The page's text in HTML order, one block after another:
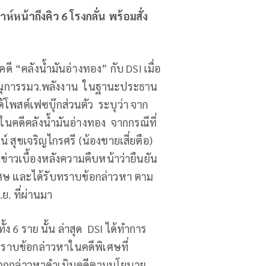
ห์หน้าถึงคิว 6 โรงกลั่น พร้อมสั่ง
“คลังน้ำมันอ่างทอง” กับ DSI เมื่อ
ารรมว.พลังงาน ในฐานะประธาน
พสต์เฟซบุ๊กส่วนตัว ระบุว่า จาก
นคดีคลังน้ำมันอ่างทอง จากกรณีที่
สุขเจริญไกรศรี (น้องชายเสี่ยตือ)
าวเบื้องหลังความคืบหน้าว่ายืนยัน
และได้รับทราบข้อกล่าวหา ตาม
ย. ที่ผ่านมา
6 ราย นั้น ล่าสุด DSI ได้ทำการ
าบข้อกล่าวหาในคดีพิเศษที่